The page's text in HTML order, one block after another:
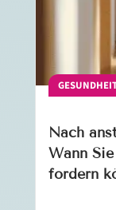
Nach
Wann
fordern